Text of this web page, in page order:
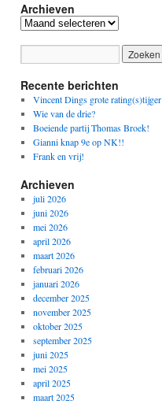
Archieven
Archieven
Recente berichten
Vincent Dings grote rating(s)tijger
Wie van de drie?
Boeiende partij Thomas Broek!
Gianni knap 9e op NK!!
Frank en vrij!
Archieven
juli 2026
juni 2026
mei 2026
april 2026
maart 2026
februari 2026
januari 2026
december 2025
november 2025
oktober 2025
september 2025
juni 2025
mei 2025
april 2025
maart 2025